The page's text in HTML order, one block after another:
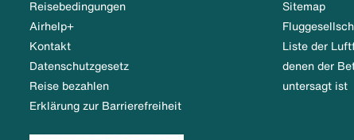
Reisebedingungen
Airhelp+
Kontakt
Datenschutzgesetz
Reise bezahlen
Erklärung zur Barrierefreiheit
Sitemap
Liste der
denen der
untersagt ist